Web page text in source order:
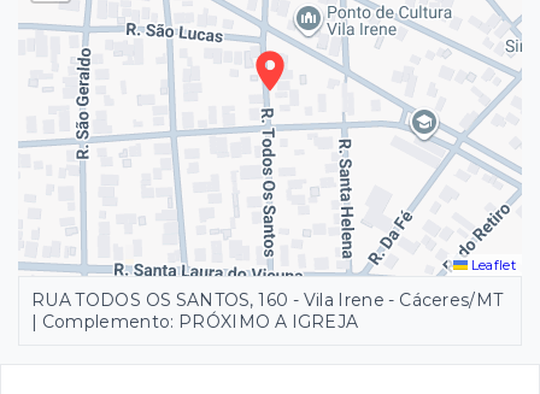
Leaflet
RUA TODOS OS SANTOS, 160 - Vila Irene - Cáceres/MT
| Complemento: PRÓXIMO A IGREJA